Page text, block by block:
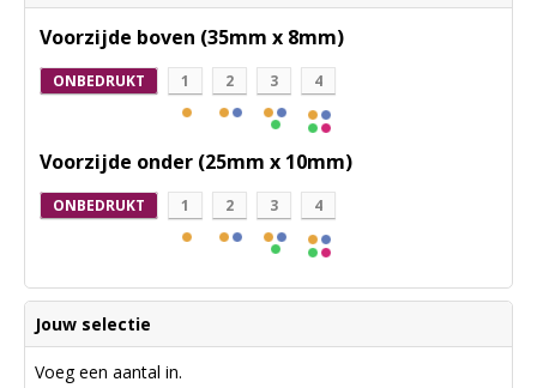
Voorzijde boven (35mm x 8mm)
ONBEDRUKT 1 2 3 4
Voorzijde onder (25mm x 10mm)
ONBEDRUKT 1 2 3 4
Jouw selectie
Voeg een aantal in.